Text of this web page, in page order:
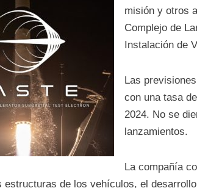
misión y otros
Complejo de
Instalación de
Las
con una tasa
2024. No se
lanzamientos.
La compañía
estructuras de los vehículos, el